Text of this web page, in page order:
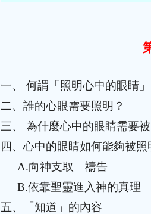
一、
何謂「照明心中的眼睛
二、 誰的心眼需要照明？
三、
為什麼心中的眼睛需要
四、心中的眼睛如何能夠被照
A.向神支取—禱告
B.依靠聖靈進入神的真理
五、
「知道」的內容